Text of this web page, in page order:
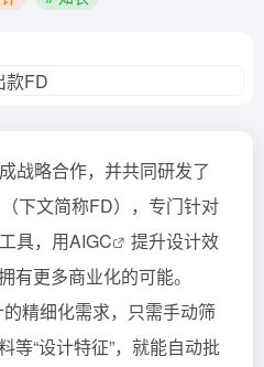
战略合作，并共同研发了
（下文简称FD），专门针对
具，用AIGC
提升设计效
有更多商业化的可能。
精细化需求，只需手动筛
等“设计特征”，就能自动批